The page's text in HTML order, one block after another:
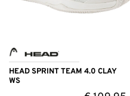
HEAD SPRINT TEAM 4.0 CLAY
WS